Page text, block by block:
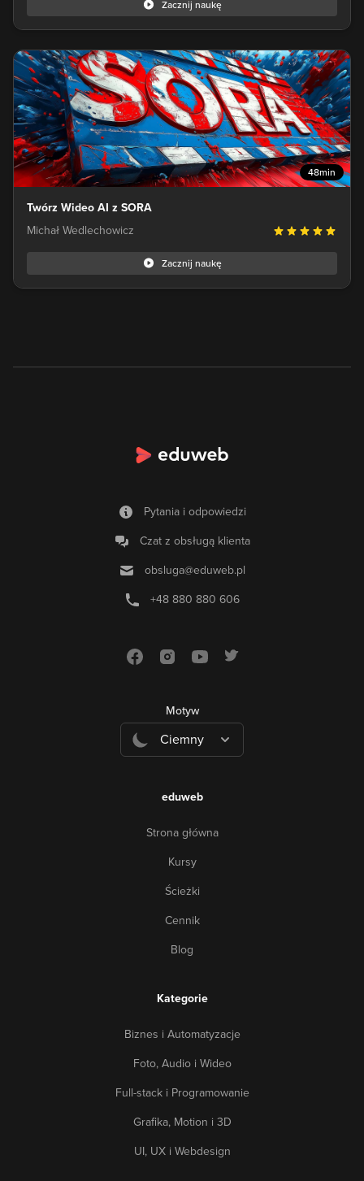
Zacznij naukę
48min
Twórz Wideo AI z SORA
Michał Wedlechowicz
Zacznij naukę
Pytania i odpowiedzi
Czat z obsługą klienta
obsluga@eduweb.pl
+48 880 880 606
Motyw
Ciemny
eduweb
Strona główna
Kursy
Ścieżki
Cennik
Blog
Kategorie
Biznes i Automatyzacje
Foto, Audio i Wideo
Full-stack i Programowanie
Grafika, Motion i 3D
UI, UX i Webdesign